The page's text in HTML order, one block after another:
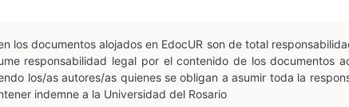
los documentos alojados en EdocUR son de total
responsabilidad legal por el contenido de los documentos
los/as autores/as quienes se obligan a asumir toda la
indemne a la Universidad del Rosario